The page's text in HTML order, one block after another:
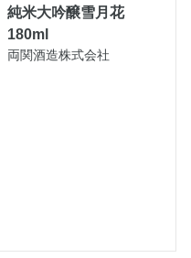
純米大吟醸雪月花
180ml
両関酒造株式会社